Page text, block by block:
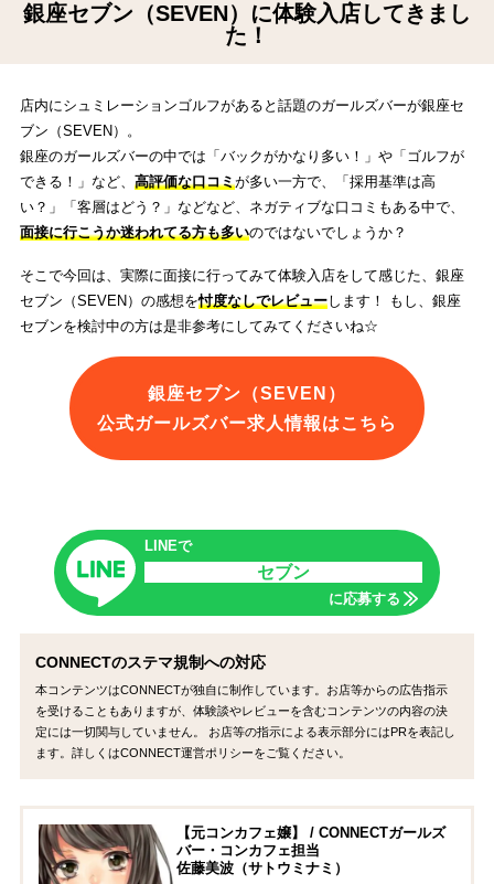
銀座セブン（SEVEN）に体験入店してきまし
た！
店内にシュミレーションゴルフがあると話題のガールズバーが銀座セ
ブン（SEVEN）。
銀座のガールズバーの中では「バックがかなり多い！」や「ゴルフが
できる！」など、 高評価な口コミが多い一方で、「採用基準は高
い？」「客層はどう？」などなど、ネガティブな口コミもある中で、
面接に行こうか迷われてる方も多いのではないでしょうか？
そこで今回は、実際に面接に行ってみて体験入店をして感じた、銀座
セブン（SEVEN）の感想を忖度なしでレビューします！ もし、銀座
セブンを検討中の方は是非参考にしてみてくださいね☆
銀座セブン（SEVEN）
公式ガールズバー求人情報はこちら
LINEで
セブン
に応募する
CONNECTのステマ規制への対応
本コンテンツはCONNECTが独自に制作しています。お店等からの広告指示
を受けることもありますが、体験談やレビューを含むコンテンツの内容の決
定には一切関与していません。 お店等の指示による表示部分にはPRを表記し
ます。詳しくはCONNECT運営ポリシーをご覧ください。
【元コンカフェ嬢】 / CONNECTガールズ
バー・コンカフェ担当
佐藤美波（サトウミナミ）